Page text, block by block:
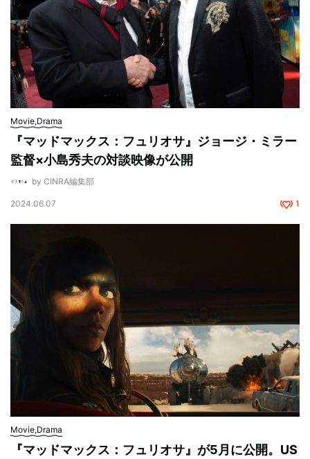
Movie,Drama
『マッドマックス：フュリオサ』ジョージ・ミラー
監督×小島秀夫の対談映像が公開
by CINRA編集部
2024.06.07 1
Movie,Drama
『マッドマックス：フュリオサ』が5月に公開。US